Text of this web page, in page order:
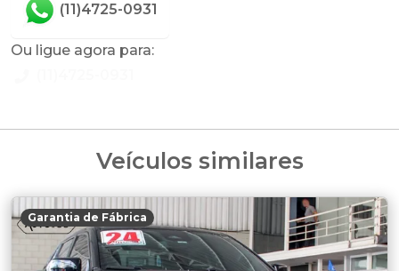
(11)4725-0931
Ou ligue agora para:
Veículos similares
Garantia de Fábrica